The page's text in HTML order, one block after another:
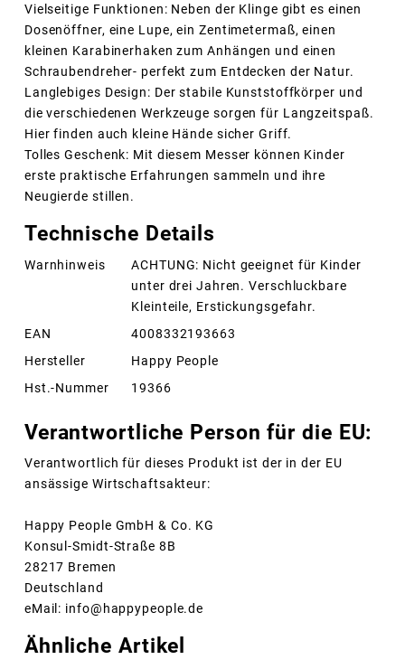
Vielseitige Funktionen: Neben der Klinge gibt es einen
Dosenöffner, eine Lupe, ein Zentimetermaß, einen
kleinen Karabinerhaken zum Anhängen und einen
Schraubendreher- perfekt zum Entdecken der Natur.
Langlebiges Design: Der stabile Kunststoffkörper und
die verschiedenen Werkzeuge sorgen für Langzeitspaß.
Hier finden auch kleine Hände sicher Griff.
Tolles Geschenk: Mit diesem Messer können Kinder
erste praktische Erfahrungen sammeln und ihre
Neugierde stillen.
Technische Details
Warnhinweis
ACHTUNG: Nicht geeignet für Kinder
unter drei Jahren. Verschluckbare
Kleinteile, Erstickungsgefahr.
EAN
4008332193663
Hersteller
Happy People
Hst.-Nummer
19366
Verantwortliche Person für die EU:
Verantwortlich für dieses Produkt ist der in der EU
ansässige Wirtschaftsakteur:
Happy People GmbH & Co. KG
Konsul-Smidt-Straße 8B
28217 Bremen
Deutschland
eMail: info@happypeople.de
Ähnliche Artikel